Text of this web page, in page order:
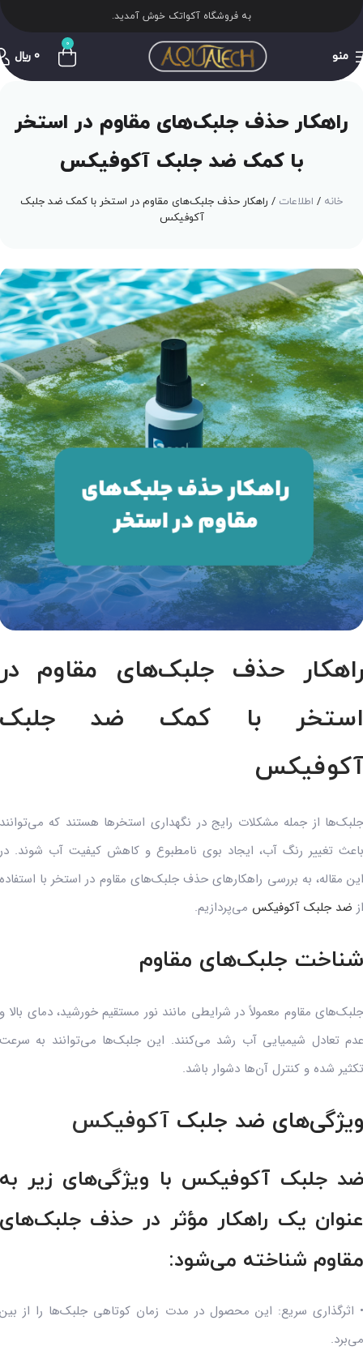
به فروشگاه آکواتک خوش آمدید.
منو
0
0 ﷼
راهکار حذف جلبک‌های مقاوم در استخر
با کمک ضد جلبک آکوفیکس
خانه اطلاعات
راهکار حذف جلبک‌های مقاوم در استخر با کمک ضد جلبک
آکوفیکس
حذف جلبک‌های مقاوم
با کمک ضد
از جمله مشکلات رایج در نگهداری استخرها هستند که
تغییر رنگ آب، ایجاد بوی نامطبوع و کاهش کیفیت آب شوند.
مقاله، به بررسی راهکارهای حذف جلبک‌های مقاوم در استخر با
ضد جلبک آکوفیکس می‌پردازیم.
جلبک‌های مقاوم
مقاوم معمولاً در شرایطی مانند نور مستقیم خورشید، دمای بالا
تعادل شیمیایی آب رشد می‌کنند. این جلبک‌ها می‌توانند به
شده و کنترل آن‌ها دشوار باشد.
ضد جلبک آکوفیکس
جلبک آکوفیکس با ویژگی‌های زیر
یک راهکار مؤثر در حذف
شناخته می‌شود:
اثرگذاری سریع: این محصول در مدت زمان کوتاهی جلبک‌ها را از